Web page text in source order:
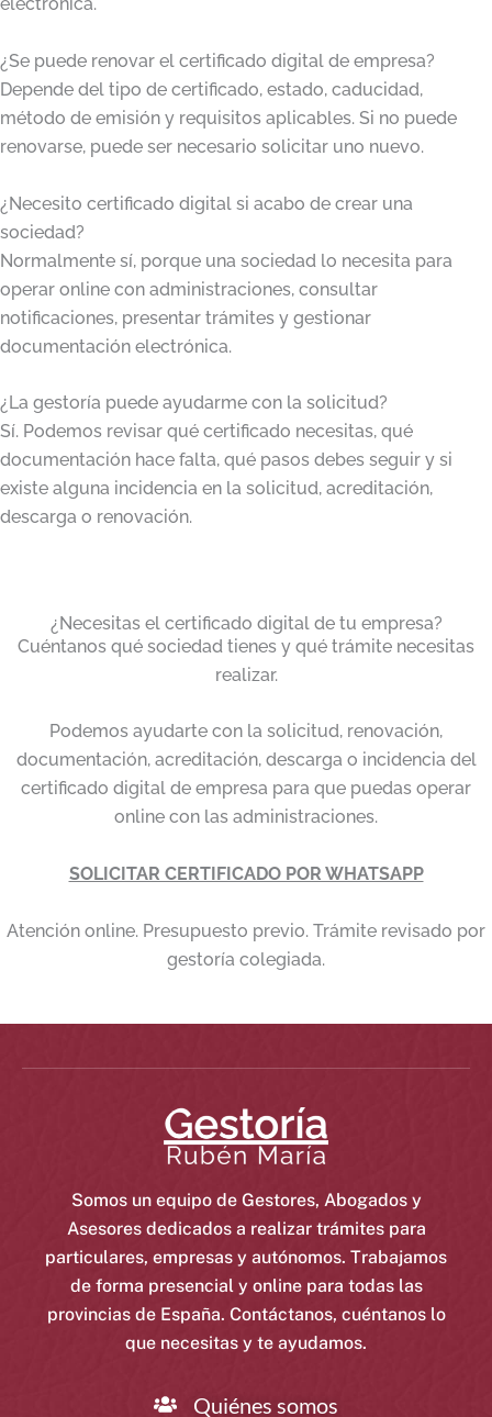
electrónica.
¿Se puede renovar el certificado digital de empresa?
Depende del tipo de certificado, estado, caducidad,
método de emisión y requisitos aplicables. Si no puede
renovarse, puede ser necesario solicitar uno nuevo.
¿Necesito certificado digital si acabo de crear una
sociedad?
Normalmente sí, porque una sociedad lo necesita para
operar online con administraciones, consultar
notificaciones, presentar trámites y gestionar
documentación electrónica.
¿La gestoría puede ayudarme con la solicitud?
Sí. Podemos revisar qué certificado necesitas, qué
documentación hace falta, qué pasos debes seguir y si
existe alguna incidencia en la solicitud, acreditación,
descarga o renovación.
¿Necesitas el certificado digital de tu empresa?
Cuéntanos qué sociedad tienes y qué trámite necesitas
realizar.
Podemos ayudarte con la solicitud, renovación,
documentación, acreditación, descarga o incidencia del
certificado digital de empresa para que puedas operar
online con las administraciones.
SOLICITAR CERTIFICADO POR WHATSAPP
Atención online. Presupuesto previo. Trámite revisado por
gestoría colegiada.
Somos un equipo de Gestores, Abogados y
Asesores dedicados a realizar trámites para
particulares, empresas y autónomos. Trabajamos
de forma presencial y online para todas las
provincias de España. Contáctanos, cuéntanos lo
que necesitas y te ayudamos.
Quiénes somos